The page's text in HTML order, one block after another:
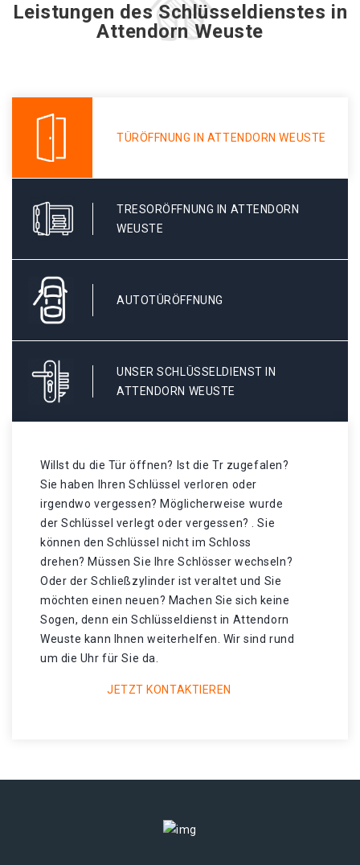
Leistungen des Schlüsseldienstes in
Attendorn Weuste
TÜRÖFFNUNG IN ATTENDORN WEUSTE
TRESORÖFFNUNG IN ATTENDORN
WEUSTE
AUTOTÜRÖFFNUNG
UNSER SCHLÜSSELDIENST IN
ATTENDORN WEUSTE
Willst du die Tür öffnen? Ist die Tr zugefalen?
Sie haben Ihren Schlüssel verloren oder
irgendwo vergessen? Möglicherweise wurde
der Schlüssel verlegt oder vergessen? . Sie
können den Schlüssel nicht im Schloss
drehen? Müssen Sie Ihre Schlösser wechseln?
Oder der Schließzylinder ist veraltet und Sie
möchten einen neuen? Machen Sie sich keine
Sogen, denn ein Schlüsseldienst in Attendorn
Weuste kann Ihnen weiterhelfen. Wir sind rund
um die Uhr für Sie da.
JETZT KONTAKTIEREN